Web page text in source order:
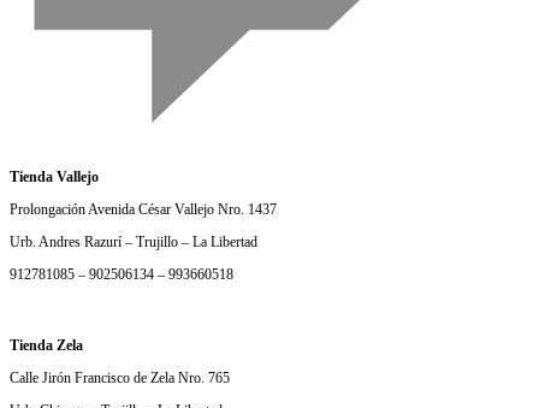
Tienda Vallejo
Prolongación Avenida César Vallejo Nro. 1437
Urb. Andres Razurí – Trujillo – La Libertad
912781085 – 902506134 – 993660518
Tienda Zela
Calle Jirón Francisco de Zela Nro. 765